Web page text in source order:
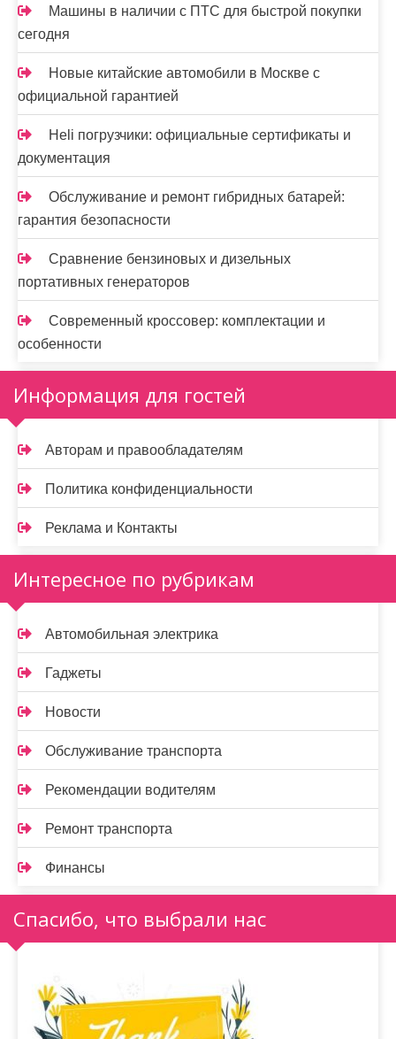
Машины в наличии с ПТС для быстрой покупки
сегодня
Новые китайские автомобили в Москве с
официальной гарантией
Heli погрузчики: официальные сертификаты и
документация
Обслуживание и ремонт гибридных батарей:
гарантия безопасности
Сравнение бензиновых и дизельных
портативных генераторов
Современный кроссовер: комплектации и
особенности
Информация для гостей
Авторам и правообладателям
Политика конфиденциальности
Реклама и Контакты
Интересное по рубрикам
Автомобильная электрика
Гаджеты
Новости
Обслуживание транспорта
Рекомендации водителям
Ремонт транспорта
Финансы
Спасибо, что выбрали нас